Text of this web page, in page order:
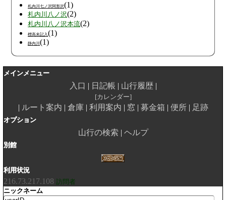
札内川七ノ沢阿形沢(1)
札内川八ノ沢(2)
札内川八ノ沢本流(2)
標高未記入(1)
静内川 (1)
メインメニュー
入口 日記帳 山行履歴
カレンダー
ルート案内 倉庫 利用案内 窓 募金箱 便所 足跡
オプション
山行の検索 ヘルプ
別館
利用状況
216.73.217.108 訪問者
ニックネーム